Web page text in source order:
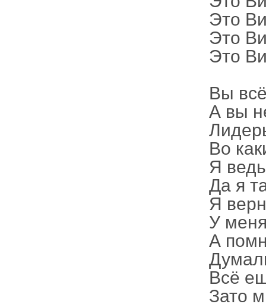
Это
Это
Это
Вы
А вы
Во
Я
Да я
Я
У
А
Всё
Зато